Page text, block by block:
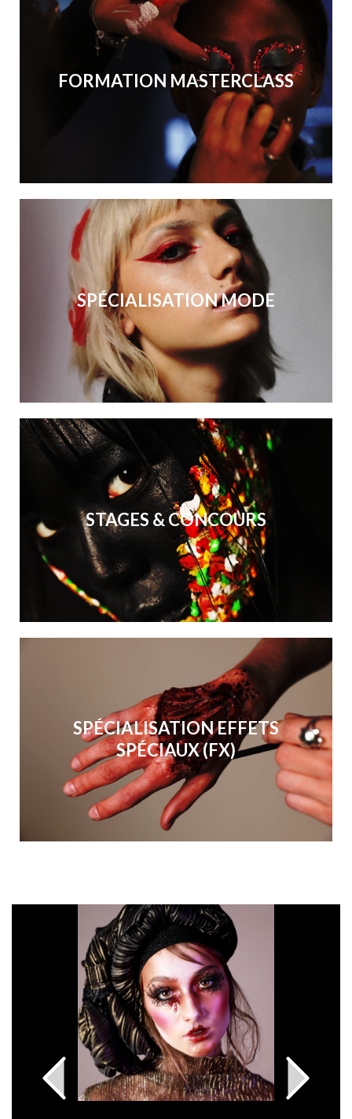
FORMATION MASTERCLASS
SPÉCIALISATION MODE
STAGES & CONCOURS
SPÉCIALISATION EFFETS
SPÉCIAUX (FX)